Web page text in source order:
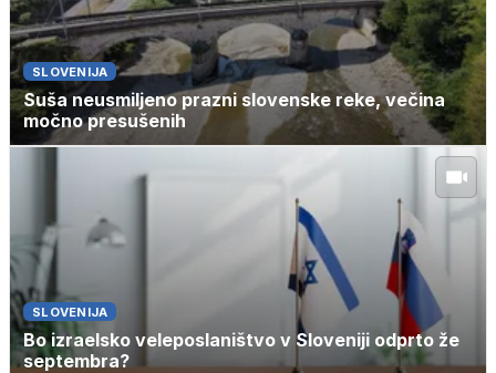
SLOVENIJA
Suša neusmiljeno prazni slovenske reke, večina
močno presušenih
SLOVENIJA
Bo izraelsko veleposlaništvo v Sloveniji odprto že
septembra?